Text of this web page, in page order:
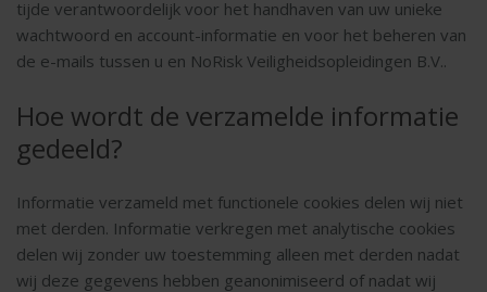
tijde verantwoordelijk voor het handhaven van uw unieke
wachtwoord en account-informatie en voor het beheren van
de e-mails tussen u en NoRisk Veiligheidsopleidingen B.V..
Hoe wordt de verzamelde informatie
gedeeld?
Informatie verzameld met functionele cookies delen wij niet
met derden. Informatie verkregen met analytische cookies
delen wij zonder uw toestemming alleen met derden nadat
wij deze gegevens hebben geanonimiseerd of nadat wij